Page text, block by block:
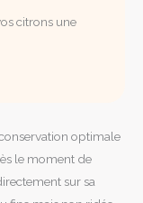
citrons une
optimale
le moment de
sur sa